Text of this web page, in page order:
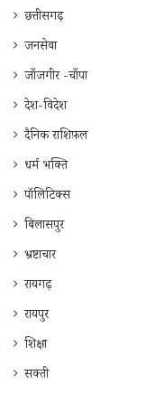
छत्तीसगढ़
जनसेवा
जाँजगीर -चाँपा
देश-विदेश
दैनिक राशिफ़ल
धर्म भक्ति
पॉलिटिक्स
बिलासपुर
भ्रष्टाचार
रायगढ़
रायपुर
शिक्षा
सक्ती